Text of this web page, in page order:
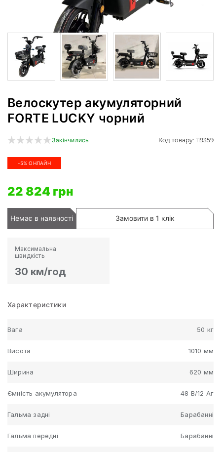
Велоскутер акумуляторний
FORTE LUCKY чорний
Закінчились Код товару: 119359
-5% ОНЛАЙН
22 824 грн
Немає в наявності Замовити в 1 клік
Максимальна
швидкість
30 км/год
Характеристики
Вага 50 кг
Висота 1010 мм
Ширина 620 мм
Ємність акумулятора 48 В/12 Аг
Гальма задні Барабанні
Гальма передні Барабанні